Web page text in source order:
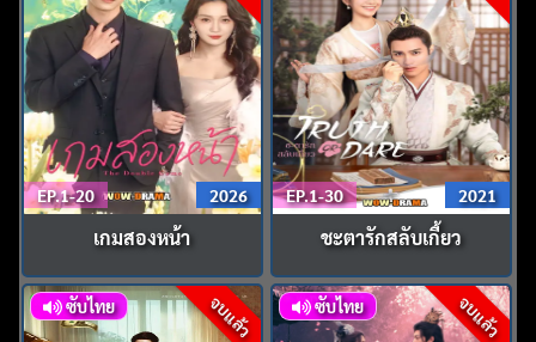
EP.1-20 2026
เกมสองหน้า
EP.1-30 2021
ชะตารักสลับเกี้ยว
จบแล้ว
ซับไทย จบแล้ว
ซับไทย